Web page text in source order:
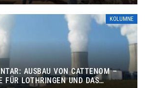
KOLUMNE
AUSBAU VON CATTENOM –
FÜR LOTHRINGEN UND DAS